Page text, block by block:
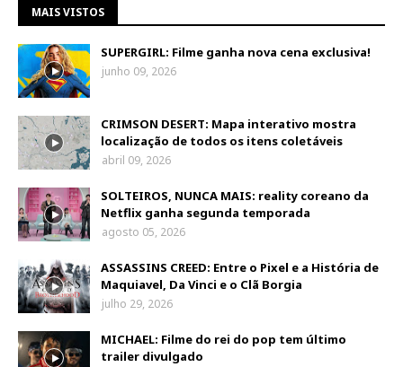
MAIS VISTOS
SUPERGIRL: Filme ganha nova cena exclusiva!
junho 09, 2026
CRIMSON DESERT: Mapa interativo mostra
localização de todos os itens coletáveis
abril 09, 2026
SOLTEIROS, NUNCA MAIS: reality coreano da
Netflix ganha segunda temporada
agosto 05, 2026
ASSASSINS CREED: Entre o Pixel e a História de
Maquiavel, Da Vinci e o Clã Borgia
julho 29, 2026
MICHAEL: Filme do rei do pop tem último
trailer divulgado